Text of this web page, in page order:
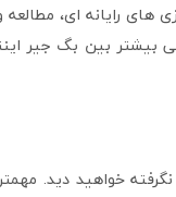
رایانه ای، مطالعه
بیشتر بین بگ جیر
خواهید دید.